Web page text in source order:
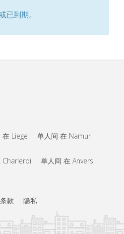
已到期。
在 Liege
单人间 在 Namur
Charleroi
单人间 在 Anvers
款 隐私